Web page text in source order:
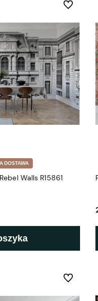
DOSTAWA
Walls R15861
Do
Do